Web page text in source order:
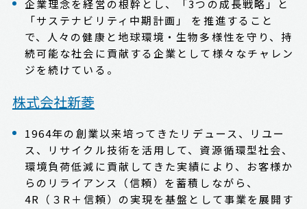
企業理念を経営の根幹とし、「3つの成長戦略」と
「サステナビリティ中期計画」 を推進すること
で、人々の健康と地球環境・生物多様性を守り、持
続可能な社会に貢献する企業として様々なチャレン
ジを続けている。
株式会社新菱
1964年の創業以来培ってきたリデュース、リユー
ス、リサイクル技術を活用して、資源循環型社会、
環境負荷低減に貢献してきた実績により、お客様か
らのリライアンス（信頼）を蓄積しながら、
4R（３R＋信頼）の実現を基盤として事業を展開す